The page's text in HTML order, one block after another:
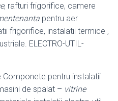
, rafturi frigorifice, camere
pentru aer
frigorifice, instalatii termice ,
ELECTRO-UTIL-
pentru instalatii
de spalat – vitrine